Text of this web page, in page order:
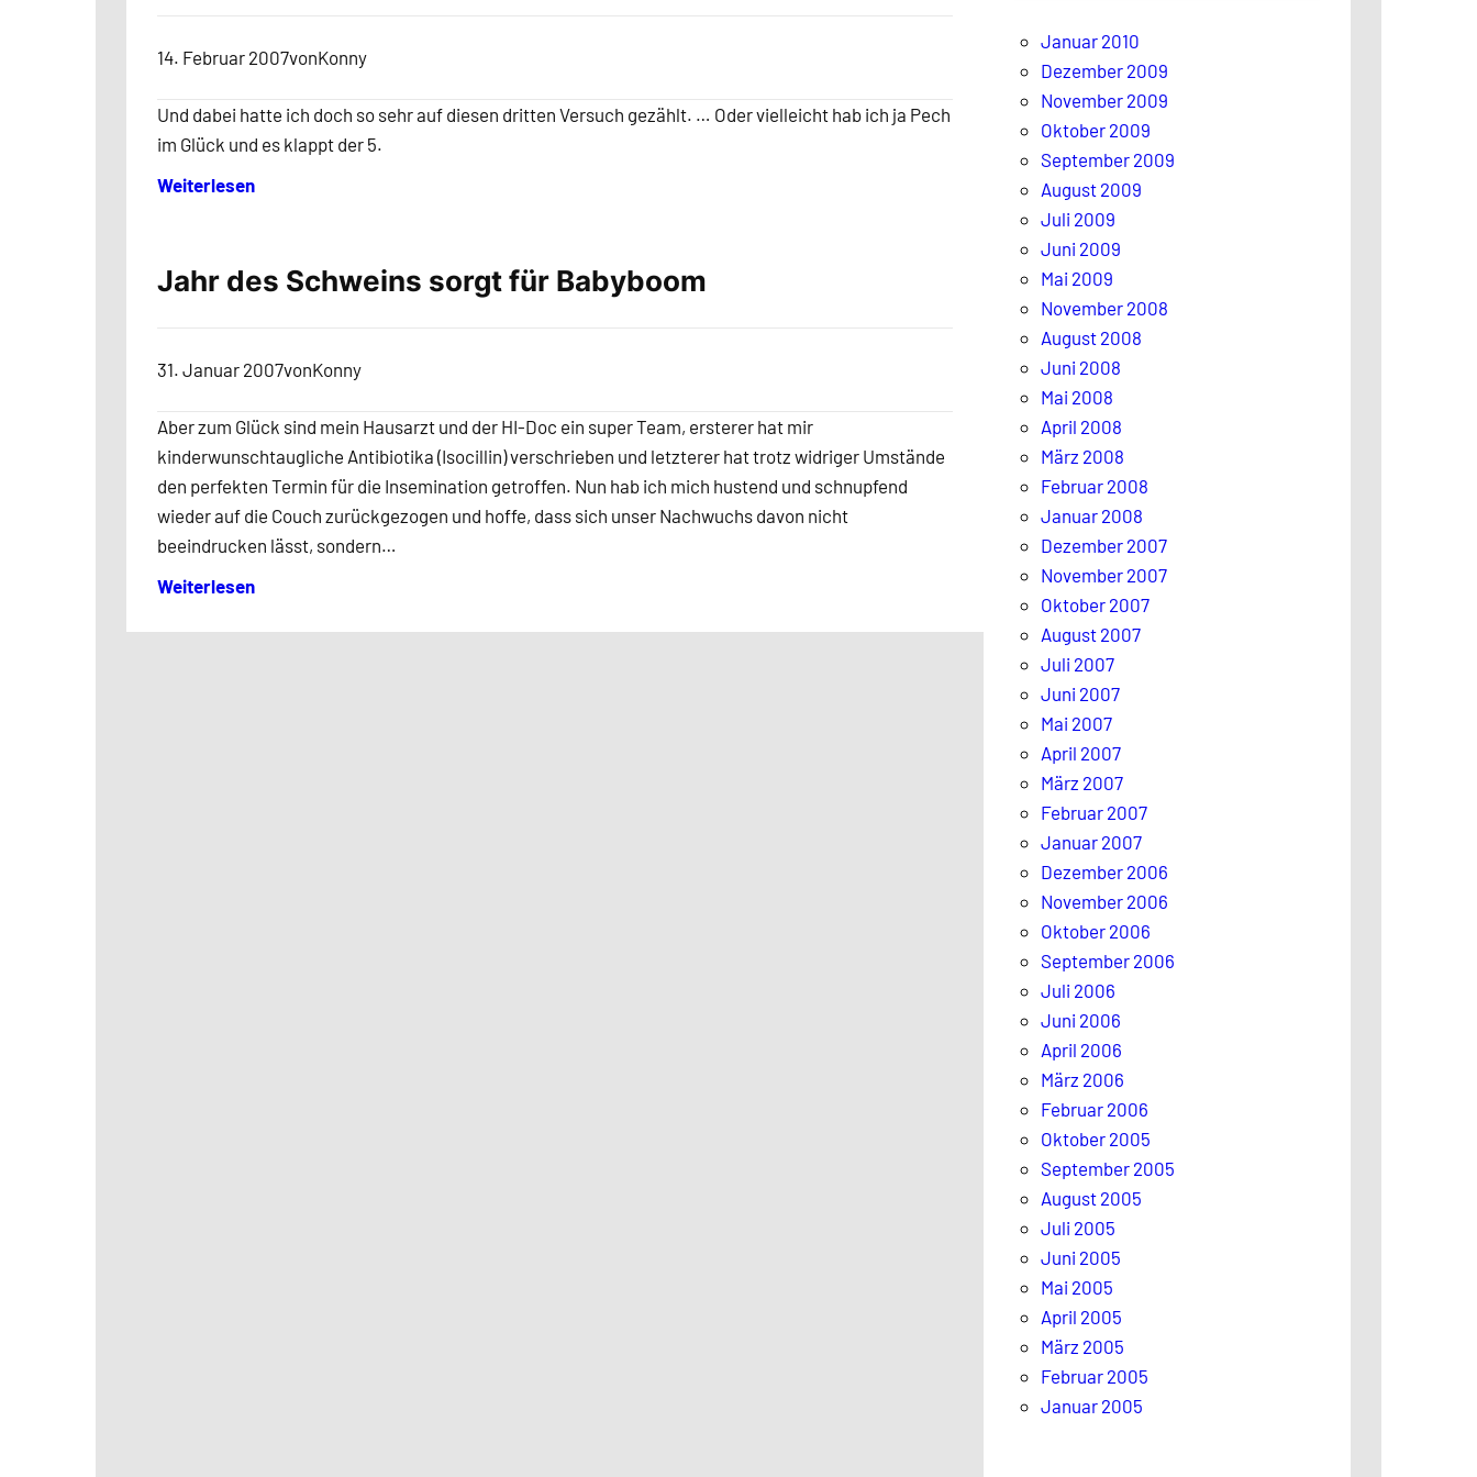
14. Februar 2007vonKonny
Und dabei hatte ich doch so sehr auf diesen dritten Versuch gezählt. … Oder vielleicht hab ich ja Pech
im Glück und es klappt der 5.
Weiterlesen
Jahr des Schweins sorgt für Babyboom
31. Januar 2007vonKonny
Aber zum Glück sind mein Hausarzt und der HI-Doc ein super Team, ersterer hat mir
kinderwunschtaugliche Antibiotika (Isocillin) verschrieben und letzterer hat trotz widriger Umstände
den perfekten Termin für die Insemination getroffen. Nun hab ich mich hustend und schnupfend
wieder auf die Couch zurückgezogen und hoffe, dass sich unser Nachwuchs davon nicht
beeindrucken lässt, sondern…
Weiterlesen
Januar 2010
Dezember 2009
November 2009
Oktober 2009
September 2009
August 2009
Juli 2009
Juni 2009
Mai 2009
November 2008
August 2008
Juni 2008
Mai 2008
April 2008
März 2008
Februar 2008
Januar 2008
Dezember 2007
November 2007
Oktober 2007
August 2007
Juli 2007
Juni 2007
Mai 2007
April 2007
März 2007
Februar 2007
Januar 2007
Dezember 2006
November 2006
Oktober 2006
September 2006
Juli 2006
Juni 2006
April 2006
März 2006
Februar 2006
Oktober 2005
September 2005
August 2005
Juli 2005
Juni 2005
Mai 2005
April 2005
März 2005
Februar 2005
Januar 2005